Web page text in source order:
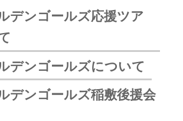
デンゴールズ応援ツア
デンゴールズについて
デンゴールズ稲敷後援会